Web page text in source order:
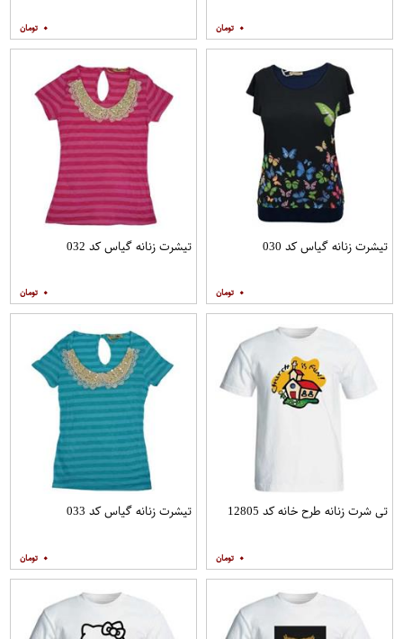
۰ ۰
تیشرت زنانه گیاس کد 030
۰
تیشرت زنانه گیاس کد 032
۰
تی شرت زنانه طرح خانه کد 12805
۰
تیشرت زنانه گیاس کد 033
۰